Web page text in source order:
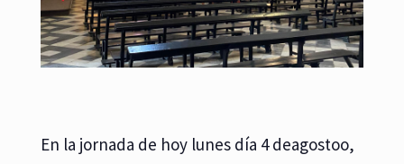
En la jornada de hoy lunes día 4 deagostoo,